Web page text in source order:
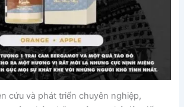
cứu và phát triển chuyên nghiệp,